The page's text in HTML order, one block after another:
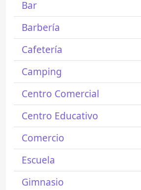
Bar
Barbería
Cafetería
Camping
Centro Comercial
Centro Educativo
Comercio
Escuela
Gimnasio